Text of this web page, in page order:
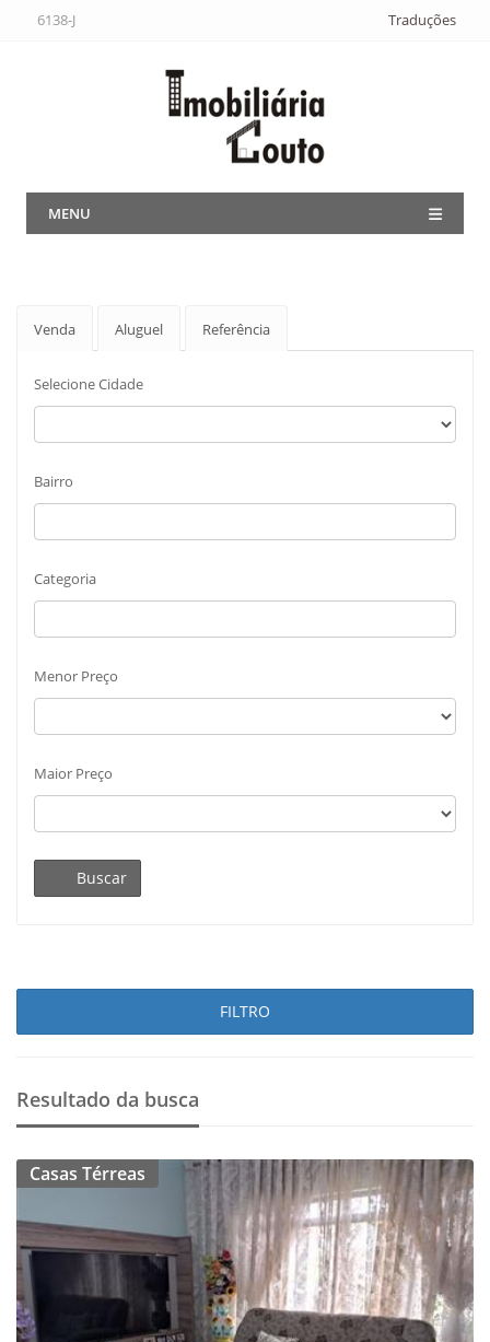
6138-J Traduções
MENU
Venda Aluguel Referência
Selecione Cidade
Bairro
Categoria
Menor Preço
Maior Preço
Buscar
FILTRO
Resultado da busca
Casas Térreas